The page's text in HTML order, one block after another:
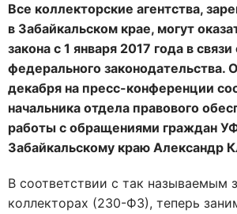
Все коллекторские агентства,
в Забайкальском крае, могут
закона с 1 января 2017 года в
федерального законодательства.
декабря на пресс-конференции
начальника отдела правового
работы с обращениями граждан
Забайкальскому краю Александр
В соответствии с так называемым
коллекторах (230-ФЗ), теперь